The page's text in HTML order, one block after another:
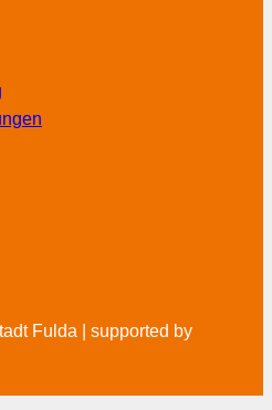
Fulda | supported by